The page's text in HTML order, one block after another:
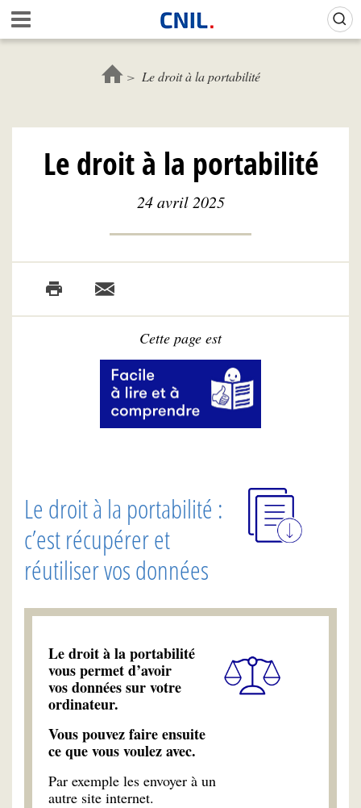
Aller
au
contenu
c
u
l
C
N
Le droit à la portabilité
Le droit à la portabilité
24 avril 2025
Cette page est
Le droit à la portabilité :
c’est récupérer et
réutiliser vos données
Le droit à la portabilité
vous permet d’avoir
vos données sur votre
ordinateur.
Vous pouvez faire ensuite
ce que vous voulez avec.
Par exemple les envoyer à un
autre site internet.
Gestion de vos préférences sur les cookies (témoins de connexion)